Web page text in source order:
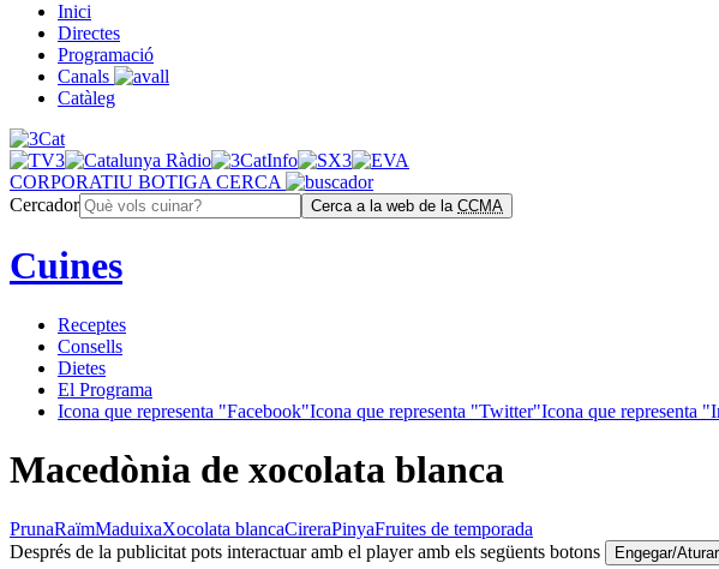
Inici
Directes
Programació
Canals
Catàleg
CORPORATIU BOTIGA CERCA
Cercador
Cerca a la web de la CCMA
Cuines
Receptes
Consells
Dietes
El Programa
Icona que representa "Facebook"Icona que representa "Twitter"Icona que representa
Macedònia de xocolata blanca
PrunaRaïmMaduixaXocolata blancaCireraPinyaFruites de temporada
Després de la publicitat pots interactuar amb el player amb els següents botons
Engegar/Aturar